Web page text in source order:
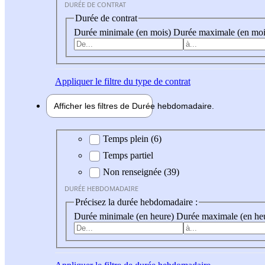
DURÉE DE CONTRAT
Durée de contrat
Durée minimale (en mois) Durée maximale (en
Appliquerle filtre du type de contrat
Afficher les filtres de Durée hebdomadaire
Durée hebdomadaire
Temps plein (6)
Temps partiel
Non renseignée (39)
DURÉE HEBDOMADAIRE
Précisez la durée hebdomadaire :
Durée minimale (en heure) Durée maximale (en